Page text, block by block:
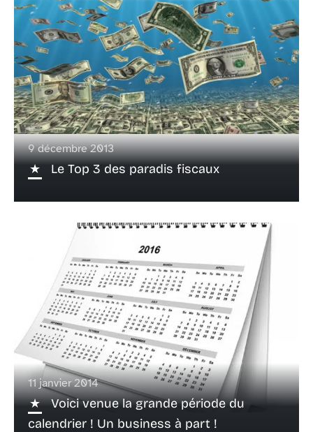
9 décembre 2013
Le Top 3 des paradis fiscaux
11 janvier 2014
Voici venue la grande période du
calendrier ! Un business à part !